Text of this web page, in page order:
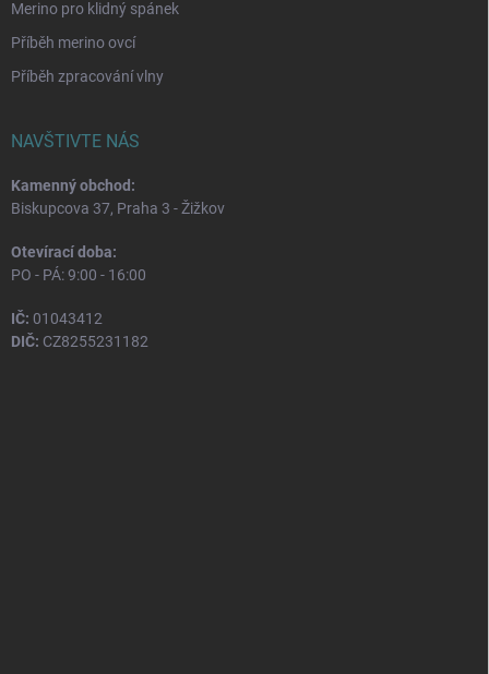
Merino pro klidný spánek
Příběh merino ovcí
Příběh zpracování vlny
NAVŠTIVTE NÁS
Kamenný obchod:
Biskupcova 37, Praha 3 - Žižkov
Otevírací doba:
PO - PÁ: 9:00 - 16:00
IČ: 01043412
DIČ: CZ8255231182